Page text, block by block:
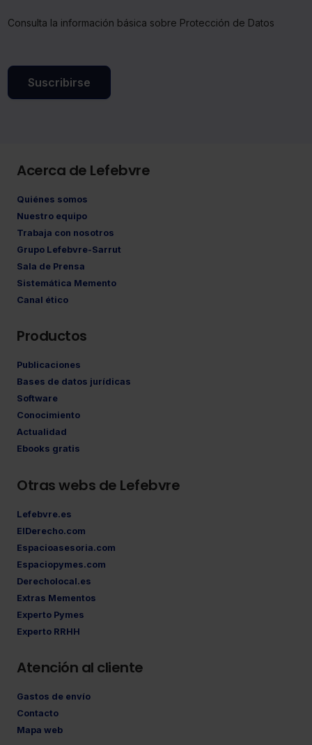
Consulta la información básica sobre Protección de Datos
Suscribirse
Acerca de Lefebvre
Quiénes somos
Nuestro equipo
Trabaja con nosotros
Grupo Lefebvre-Sarrut
Sala de Prensa
Sistemática Memento
Canal ético
Productos
Publicaciones
Bases de datos jurídicas
Software
Conocimiento
Actualidad
Ebooks gratis
Otras webs de Lefebvre
Lefebvre.es
ElDerecho.com
Espacioasesoria.com
Espaciopymes.com
Derecholocal.es
Extras Mementos
Experto Pymes
Experto RRHH
Atención al cliente
Gastos de envío
Contacto
Mapa web